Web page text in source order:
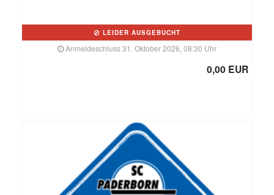
LEIDER AUSGEBUCHT
Anmeldeschluss 31. Oktober 2026, 08:30 Uhr
0,00 EUR